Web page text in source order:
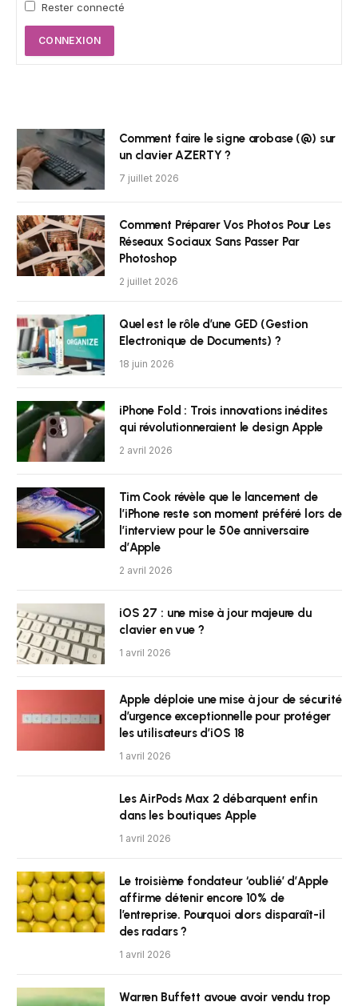
Rester connecté
CONNEXION
Comment faire le signe arobase (@) sur
un clavier AZERTY ?
7 juillet 2026
Comment Préparer Vos Photos Pour Les
Réseaux Sociaux Sans Passer Par
Photoshop
2 juillet 2026
Quel est le rôle d’une GED (Gestion
Electronique de Documents) ?
18 juin 2026
iPhone Fold : Trois innovations inédites
qui révolutionneraient le design Apple
2 avril 2026
Tim Cook révèle que le lancement de
l’iPhone reste son moment préféré lors de
l’interview pour le 50e anniversaire
d’Apple
2 avril 2026
iOS 27 : une mise à jour majeure du
clavier en vue ?
1 avril 2026
Apple déploie une mise à jour de sécurité
d’urgence exceptionnelle pour protéger
les utilisateurs d’iOS 18
1 avril 2026
Les AirPods Max 2 débarquent enfin
dans les boutiques Apple
1 avril 2026
Le troisième fondateur ‘oublié’ d’Apple
affirme détenir encore 10% de
l’entreprise. Pourquoi alors disparaît-il
des radars ?
1 avril 2026
Warren Buffett avoue avoir vendu trop